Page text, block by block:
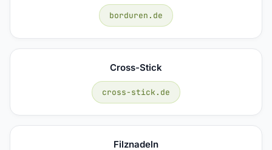
borduren.de
Cross-Stick
cross-stick.de
Filznadeln